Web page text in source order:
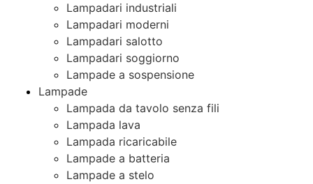
Lampadari industriali
Lampadari moderni
Lampadari salotto
Lampadari soggiorno
Lampade a sospensione
Lampade
Lampada da tavolo senza fili
Lampada lava
Lampada ricaricabile
Lampade a batteria
Lampade a stelo